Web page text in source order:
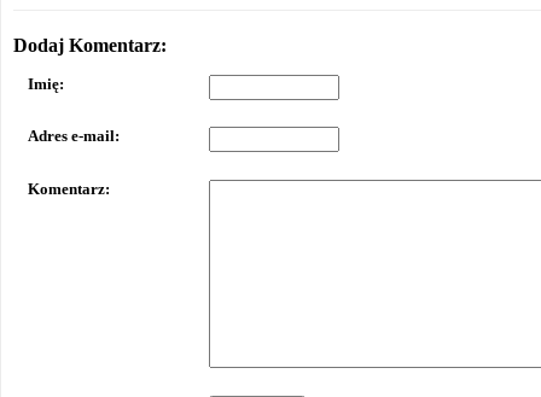
Dodaj Komentarz:
Imię:
Adres e-mail:
Komentarz: